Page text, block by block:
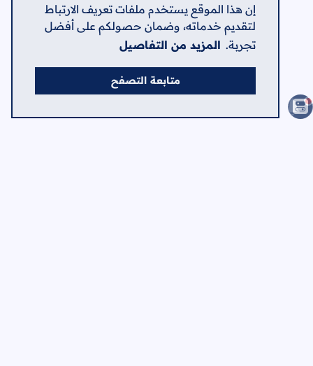
إن هذا الموقع يستخدم ملفات تعريف الارتباط
لتقديم خدماته، وضمان حصولكم على أفضل
تجربة. المزيد من التفاصيل
متابعة التصفح